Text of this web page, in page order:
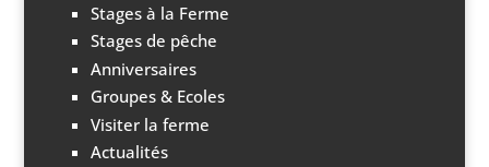
Stages à la Ferme
Stages de pêche
Anniversaires
Groupes & Ecoles
Visiter la ferme
Actualités